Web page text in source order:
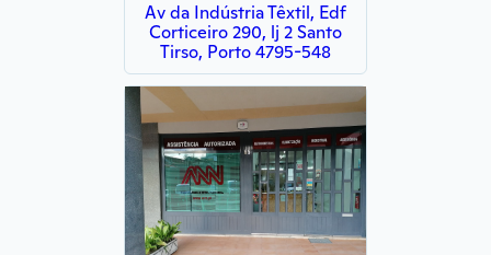
Av da Indústria Têxtil, Edf
Corticeiro 290, lj 2 Santo
Tirso, Porto 4795-548